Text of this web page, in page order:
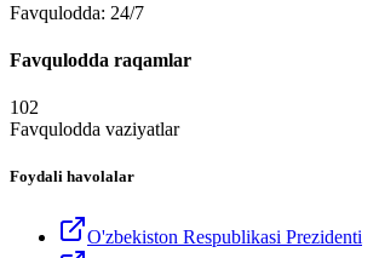
Favqulodda: 24/7
Favqulodda raqamlar
102
Favqulodda vaziyatlar
Foydali havolalar
O'zbekiston Respublikasi Prezidenti